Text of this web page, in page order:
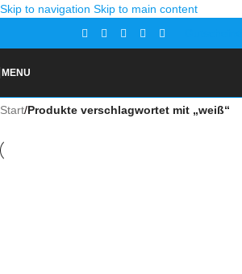
Skip to navigation Skip to main content
MENU
Start/Produkte verschlagwortet mit „weiß“